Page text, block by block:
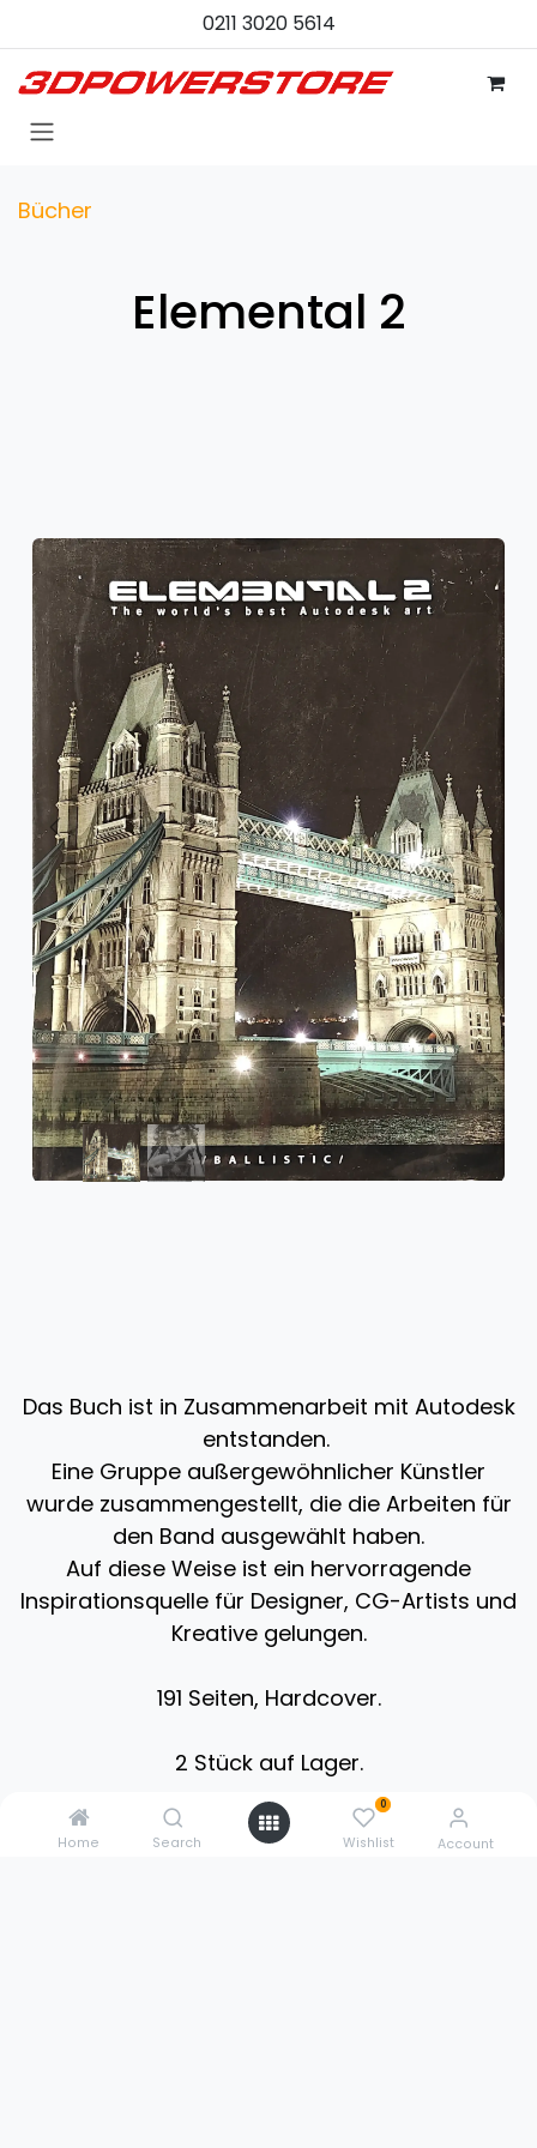
Zum Inhalt springen
Home Search
0
Wishlist Account
0211 3020 5614
Bücher
Elemental 2
Previous Next
Das Buch ist in Zusammenarbeit mit Autodesk
entstanden.
Eine Gruppe außergewöhnlicher Künstler
wurde zusammengestellt, die die Arbeiten für
den Band ausgewählt haben.
Auf diese Weise ist ein hervorragende
Inspirationsquelle für Designer, CG-Artists und
Kreative gelungen. ​
191 Seiten, Hardcover.
2 Stück auf Lager.